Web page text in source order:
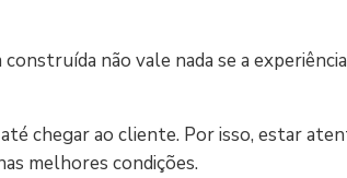
não vale nada se a
chegar ao cliente. Por isso, estar
melhores condições.